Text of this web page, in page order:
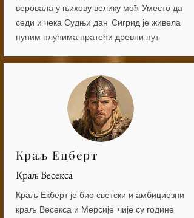
веровала у њихову велику моћ. Уместо да
седи и чека Судњи дан, Сигрид је живела
пуним плућима пратећи древни пут.
Краљ Ецберт
Краљ Весекса
Краљ Екберт је био светски и амбициозни
краљ Весекса и Мерсије, чије су године